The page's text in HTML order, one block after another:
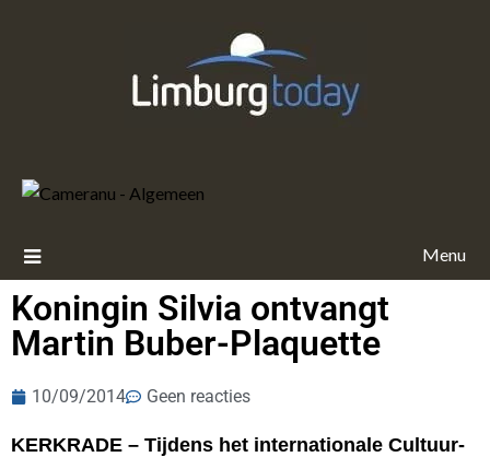
Menu
Koningin Silvia ontvangt
Martin Buber-Plaquette
10/09/2014 Geen reacties
KERKRADE – Tijdens het internationale Cultuur-